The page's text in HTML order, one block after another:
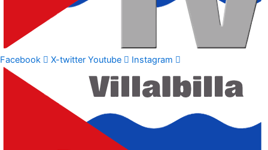
Facebook X-twitter Youtube Instagram